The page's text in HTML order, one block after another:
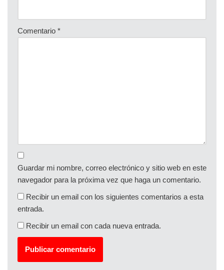
Comentario *
Guardar mi nombre, correo electrónico y sitio web en este
navegador para la próxima vez que haga un comentario.
Recibir un email con los siguientes comentarios a esta
entrada.
Recibir un email con cada nueva entrada.